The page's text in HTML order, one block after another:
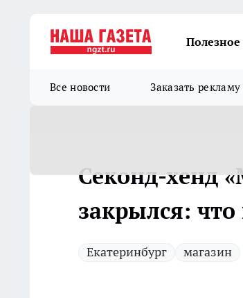
Полезное
Все новости Заказать рекламу
Секонд-хенд
закрылся:
Екатеринбург магазин